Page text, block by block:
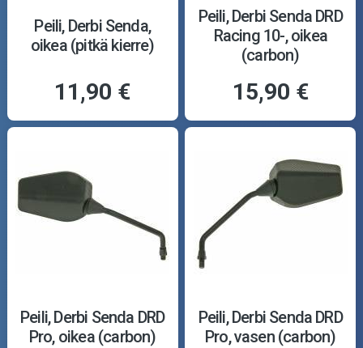
Peili, Derbi Senda,
oikea (pitkä kierre)
11,90 €
Peili, Derbi Senda DRD
Racing 10-, oikea
(carbon)
15,90 €
Peili, Derbi Senda DRD
Pro, oikea (carbon)
Peili, Derbi Senda DRD
Pro, vasen (carbon)